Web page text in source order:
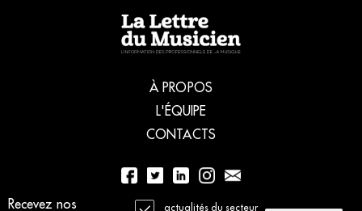
Recevez nos
actualités du secteur
À PROPOS
L'ÉQUIPE
CONTACTS
01 56 77 04 00